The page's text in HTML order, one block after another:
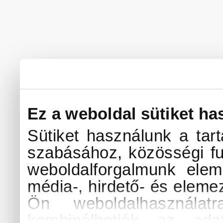
Ez a weboldal sütiket
Sütiket használunk a
szabásához, közösségi
weboldalforgalmunk
média-, hirdető- és
Ön